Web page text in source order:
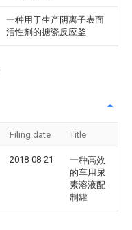
一种用于生产阴离子表面
活性剂的搪瓷反应釜
Filing date Title
2018-08-21
一种高效
的车用尿
素溶液配
制罐